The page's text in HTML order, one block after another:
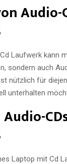
Audio-
Laufwerk kann
sondern auch
nützlich für
unterhalten
Laptop mit Cd